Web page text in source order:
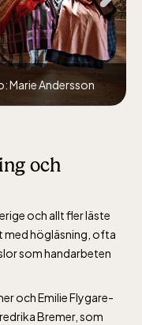
Marie Andersson
och
och allt fler läste
med högläsning, ofta
som handarbeten
och Emilie Flygare-
Bremer, som